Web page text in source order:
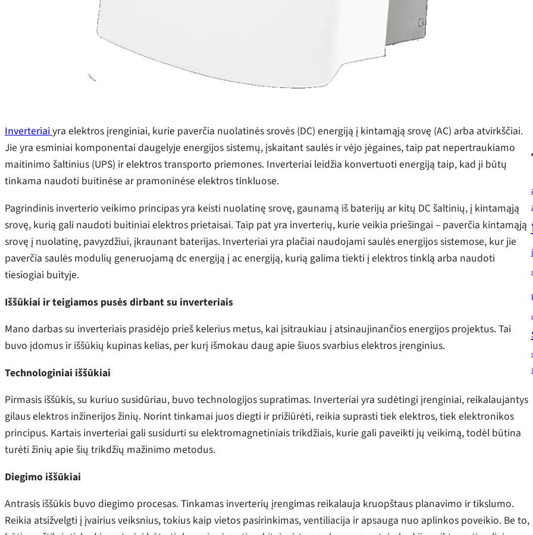
Inverteriaiyra elektros įrenginiai, kurie paverčia nuolatinės srovės (DC) energiją į kintamąją srovę (AC) arba atvirkščiai.
Jie yra esminiai komponentai daugelyje energijos sistemų, įskaitant saulės ir vėjo jėgaines, taip pat nepertraukiamo
maitinimo šaltinius (UPS) ir elektros transporto priemones. Inverteriai leidžia konvertuoti energiją taip, kad ji būtų
tinkama naudoti buitinėse ar pramoninėse elektros tinkluose.
Pagrindinis inverterio veikimo principas yra keisti nuolatinę srovę, gaunamą iš baterijų ar kitų DC šaltinių, į kintamąją
srovę, kurią gali naudoti buitiniai elektros prietaisai. Taip pat yra inverterių, kurie veikia priešingai – paverčia kintamąją
srovę į nuolatinę, pavyzdžiui, įkraunant baterijas. Inverteriai yra plačiai naudojami saulės energijos sistemose, kur jie
paverčia saulės modulių generuojamą dc energiją į ac energiją, kurią galima tiekti į elektros tinklą arba naudoti
tiesiogiai buityje.
Iššūkiai ir teigiamos pusės dirbant su inverteriais
Mano darbas su inverteriais prasidėjo prieš kelerius metus, kai įsitraukiau į atsinaujinančios energijos projektus. Tai
buvo įdomus ir iššūkių kupinas kelias, per kurį išmokau daug apie šiuos svarbius elektros įrenginius.
Technologiniai iššūkiai
Pirmasis iššūkis, su kuriuo susidūriau, buvo technologijos supratimas. Inverteriai yra sudėtingi įrenginiai, reikalaujantys
gilaus elektros inžinerijos žinių. Norint tinkamai juos diegti ir prižiūrėti, reikia suprasti tiek elektros, tiek elektronikos
principus. Kartais inverteriai gali susidurti su elektromagnetiniais trikdžiais, kurie gali paveikti jų veikimą, todėl būtina
turėti žinių apie šių trikdžių mažinimo metodus.
Diegimo iššūkiai
Antrasis iššūkis buvo diegimo procesas. Tinkamas inverterių įrengimas reikalauja kruopštaus planavimo ir tikslumo.
Reikia atsižvelgti į įvairius veiksnius, tokius kaip vietos pasirinkimas, ventiliacija ir apsauga nuo aplinkos poveikio. Be to,